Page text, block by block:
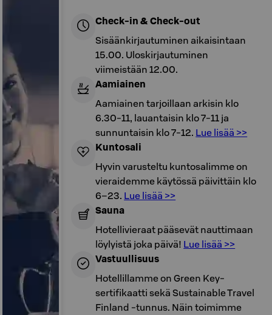
Check-in & Check-out
Sisäänkirjautuminen aikaisintaan
15.00. Uloskirjautuminen
viimeistään 12.00.
Aamiainen
Aamiainen tarjoillaan arkisin klo
6.30-11, lauantaisin klo 7-11 ja
sunnuntaisin klo 7-12. Lue lisää >>
Kuntosali
Hyvin varusteltu kuntosalimme on
vieraidemme käytössä päivittäin klo
6–23. Lue lisää >>
Sauna
Hotellivieraat pääsevät nauttimaan
löylyistä joka päivä! Lue lisää >>
Vastuullisuus
Hotellillamme on Green Key-
sertifikaatti sekä Sustainable Travel
Finland -tunnus. Näin toimimme